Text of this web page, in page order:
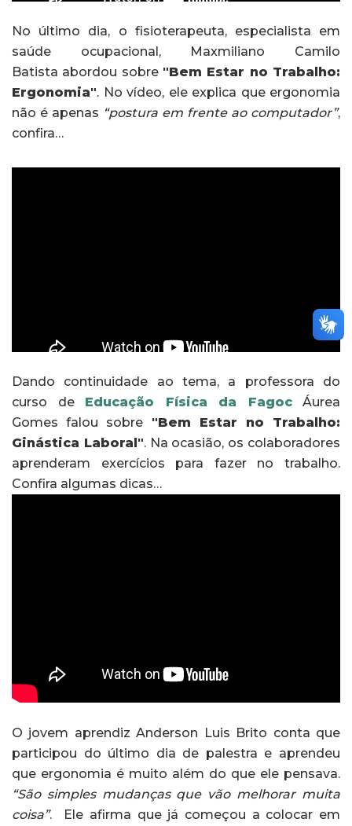
No último dia, o fisioterapeuta, especialista em
saúde ocupacional, Maxmiliano Camilo
Batista abordou sobre "Bem Estar no Trabalho:
Ergonomia". No vídeo, ele explica que ergonomia
não é apenas “postura em frente ao computador”,
confira…
Dando continuidade ao tema, a professora do
curso de Educação Física da FagocÁurea
Gomes falou sobre "Bem Estar no Trabalho:
Ginástica Laboral". Na ocasião, os colaboradores
aprenderam exercícios para fazer no trabalho.
Confira algumas dicas…
O jovem aprendiz Anderson Luis Brito conta que
participou do último dia de palestra e aprendeu
que ergonomia é muito além do que ele pensava.
“São simples mudanças que vão melhorar muita
coisa”. Ele afirma que já começou a colocar em